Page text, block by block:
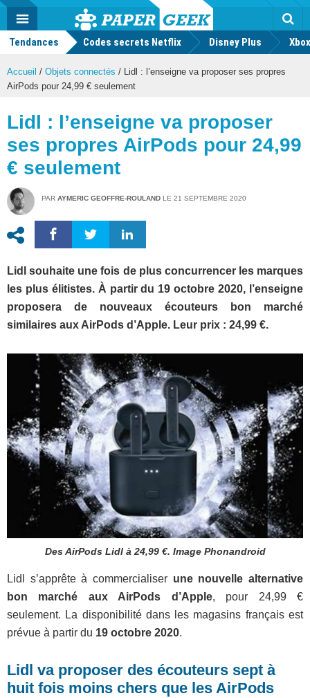
Actu
geek
MENU
Tendances Codes secrets Netflix Disney Plus
Accueil / Objets connectés / Lidl : l’enseigne va proposer ses propres
AirPods pour 24,99 € seulement
Lidl : l’enseigne va proposer
ses propres AirPods pour 24,99
€ seulement
PAR AYMERIC GEOFFRE-ROULAND LE 21 SEPTEMBRE 2020
Lidl souhaite une fois de plus concurrencer les marques
les plus élitistes. À partir du 19 octobre 2020, l’enseigne
proposera de nouveaux écouteurs bon marché
similaires aux AirPods d’Apple. Leur prix : 24,99 €.
Des AirPods Lidl à 24,99 €. Image Phonandroid
Lidl s’apprête à commercialiser une nouvelle alternative
bon marché aux AirPods d’Apple, pour 24,99 €
seulement. La disponibilité dans les magasins français est
prévue à partir du 19 octobre 2020.
Lidl va proposer des écouteurs sept à
huit fois moins chers que les AirPods
Mode
FacebookTwitter Youtube